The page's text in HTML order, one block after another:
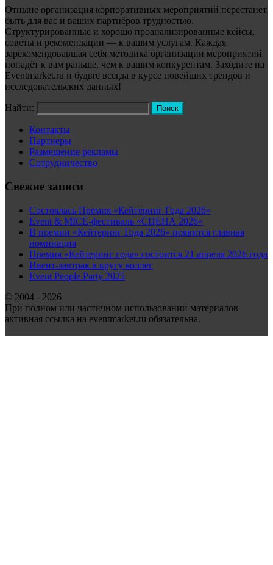
Отныне организация корпоративных мероприятий перестанет
быть для вас и ваших партнёров трудностью.
Структурированные и хорошо проанализированные кейсы,
советы и рекомендации — к вашим услугам. Каждая
зарекомендовавшая себя методика организации мероприятий
попадёт к вам раньше, чем к вашим конкурентам. Заходите на
Eventmarket.ru и будьте всегда в курсе новейших трендов и
исследовательских данных!
Найти:
Контакты
Партнеры
Размещение рекламы
Сотрудничество
Свежие записи
Состоялась Премия «Кейтеринг Года 2026»
Event & MICE-фестиваль «СЦЕНА 2026»
В премии «Кейтеринг Года 2026» появится главная
номинация
Премия «Кейтеринг года» состоится 21 апреля 2026 года
Ивент-завтрак в кругу коллег
Event People Party 2025
© 2004 - 2026
При полном или частичном использовании материалов
активная ссылка на eventmarket.ru обязательна.